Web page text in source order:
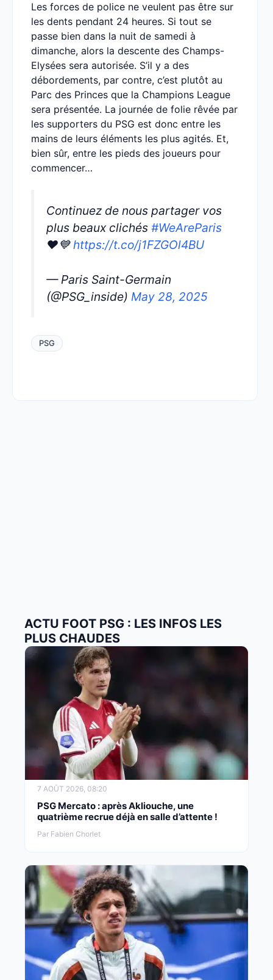
Les forces de police ne veulent pas être sur
les dents pendant 24 heures. Si tout se
passe bien dans la nuit de samedi à
dimanche, alors la descente des Champs-
Elysées sera autorisée. S’il y a des
débordements, par contre, c’est plutôt au
Parc des Princes que la Champions League
sera présentée. La journée de folie rêvée par
les supporters du PSG est donc entre les
mains de leurs éléments les plus agités. Et,
bien sûr, entre les pieds des joueurs pour
commencer…
Continuez de nous partager vos
plus beaux clichés #WeAreParis
❤️💙https://t.co/j1FZGOl4BU
— Paris Saint-Germain
(@PSG_inside) May 28, 2025
PSG
ACTU FOOT PSG : LES INFOS LES
PLUS CHAUDES
7 AOÛT 2026, 08:20
PSG Mercato : après Akliouche, une
quatrième recrue déjà en salle d’attente !
Par Fabien Chorlet